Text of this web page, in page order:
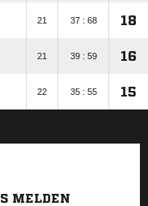
21 37 : 68 18
21 39 : 59 16
22 35 : 55 15
MELDEN